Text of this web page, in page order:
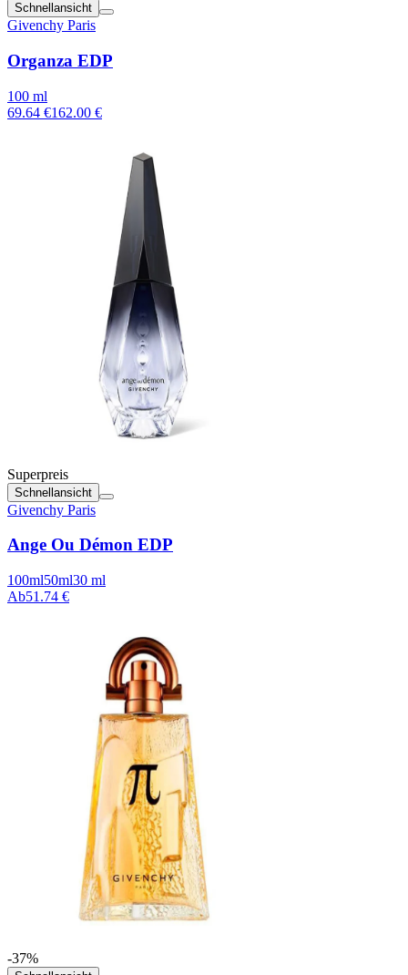
Schnellansicht
Givenchy Paris
Organza EDP
100 ml
69.64 €162.00 €
Superpreis
Schnellansicht
Givenchy Paris
Ange Ou Démon EDP
100ml50ml30 ml
Ab51.74 €
-37%